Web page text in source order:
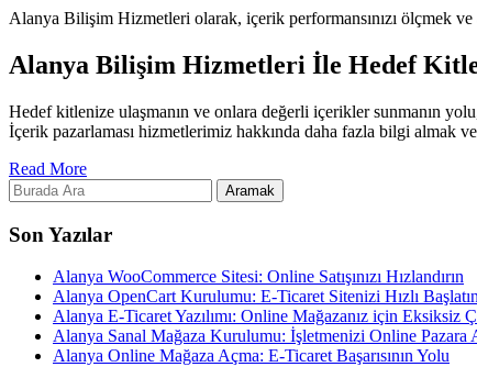
Alanya Bilişim Hizmetleri olarak, içerik performansınızı ölçmek
Alanya Bilişim Hizmetleri İle Hedef
Hedef kitlenize ulaşmanın ve onlara değerli içerikler sunmanın
İçerik pazarlaması hizmetlerimiz hakkında daha fazla bilgi almak
Read More
Son Yazılar
Alanya WooCommerce Sitesi: Online Satışınızı Hızlandırın
Alanya OpenCart Kurulumu: E-Ticaret Sitenizi Hızlı Başlatın
Alanya E-Ticaret Yazılımı: Online Mağazanız için Eksiksiz
Alanya Sanal Mağaza Kurulumu: İşletmenizi Online Pazara
Alanya Online Mağaza Açma: E-Ticaret Başarısının Yolu